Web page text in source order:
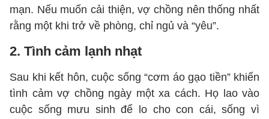
mạn. Nếu muốn cải thiện, vợ chồng nên thống nhất
rằng một khi trở về phòng, chỉ ngủ và “yêu”.
2. Tình cảm lạnh nhạt
Sau khi kết hôn, cuộc sống “cơm áo gạo tiền” khiến
tình cảm vợ chồng ngày một xa cách. Họ lao vào
cuộc sống mưu sinh để lo cho con cái, sống vì